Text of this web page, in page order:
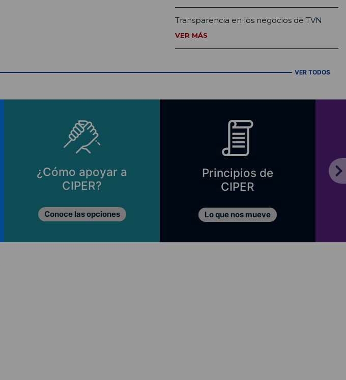
Transparencia en los negocios de TVN
VER MÁS
VER TODOS
¿Cómo apoyar a
CIPER?
Conoce las opciones
Principios de
CIPER
Lo que nos mueve